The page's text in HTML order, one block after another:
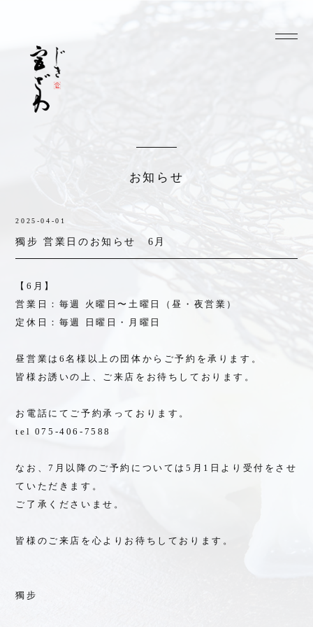
お問い合わせ
Language
お知らせ
2025-04-01
獨步 営業日のお知らせ 6月
【6月】
営業日：毎週 火曜日〜土曜日（昼・夜営業）
定休日：毎週 日曜日・月曜日
昼営業は6名様以上の団体からご予約を承ります。
皆様お誘いの上、ご来店をお待ちしております。
お電話にてご予約承っております。
tel 075-406-7588
なお、7月以降のご予約については5月1日より受付をさせ
ていただきます。
ご了承くださいませ。
皆様のご来店を心よりお待ちしております。
獨步